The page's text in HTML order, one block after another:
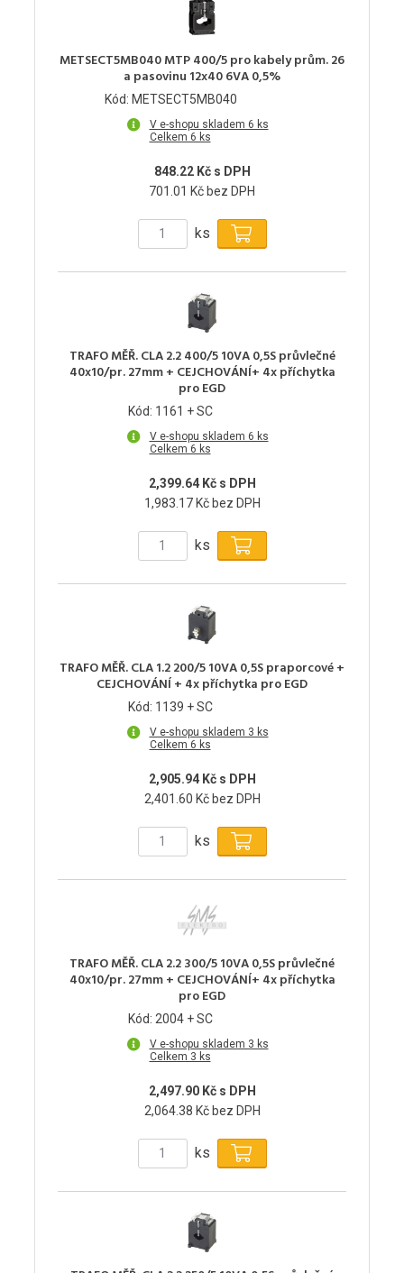
METSECT5MB040 MTP 400/5 pro kabely prům. 26
a pasovinu 12x40 6VA 0,5%
Kód: METSECT5MB040
V e-shopu skladem 6 ks
Celkem 6 ks
848.22 Kč s DPH
701.01 Kč bez DPH
ks
TRAFO MĚŘ. CLA 2.2 400/5 10VA 0,5S průvlečné
40x10/pr. 27mm + CEJCHOVÁNÍ+ 4x příchytka
pro EGD
Kód: 1161 + SC
V e-shopu skladem 6 ks
Celkem 6 ks
2,399.64 Kč s DPH
1,983.17 Kč bez DPH
ks
TRAFO MĚŘ. CLA 1.2 200/5 10VA 0,5S praporcové +
CEJCHOVÁNÍ + 4x příchytka pro EGD
Kód: 1139 + SC
V e-shopu skladem 3 ks
Celkem 6 ks
2,905.94 Kč s DPH
2,401.60 Kč bez DPH
ks
TRAFO MĚŘ. CLA 2.2 300/5 10VA 0,5S průvlečné
40x10/pr. 27mm + CEJCHOVÁNÍ+ 4x příchytka
pro EGD
Kód: 2004 + SC
V e-shopu skladem 3 ks
Celkem 3 ks
2,497.90 Kč s DPH
2,064.38 Kč bez DPH
ks